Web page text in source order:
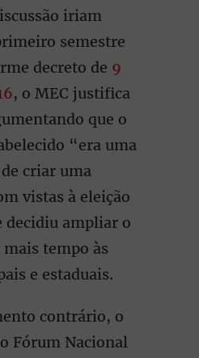
iriam
semestre
decreto de 9
, o MEC justifica
que o
“era uma
criar uma
vistas à eleição
decidiu ampliar o
tempo às
e estaduais.
contrário, o
Fórum Nacional